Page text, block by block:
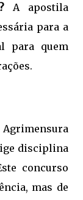
A apostila
para a
para quem
Agrimensura
disciplina
concurso
mas de